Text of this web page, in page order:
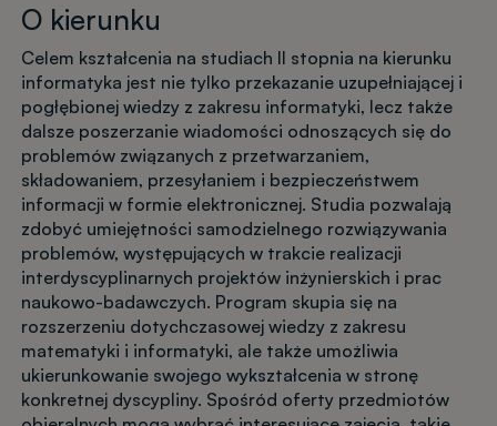
O kierunku
Celem kształcenia na studiach II stopnia na kierunku
informatyka jest nie tylko przekazanie uzupełniającej i
pogłębionej wiedzy z zakresu informatyki, lecz także
dalsze poszerzanie wiadomości odnoszących się do
problemów związanych z przetwarzaniem,
składowaniem, przesyłaniem i bezpieczeństwem
informacji w formie elektronicznej. Studia pozwalają
zdobyć umiejętności samodzielnego rozwiązywania
problemów, występujących w trakcie realizacji
interdyscyplinarnych projektów inżynierskich i prac
naukowo-badawczych. Program skupia się na
rozszerzeniu dotychczasowej wiedzy z zakresu
matematyki i informatyki, ale także umożliwia
ukierunkowanie swojego wykształcenia w stronę
konkretnej dyscypliny. Spośród oferty przedmiotów